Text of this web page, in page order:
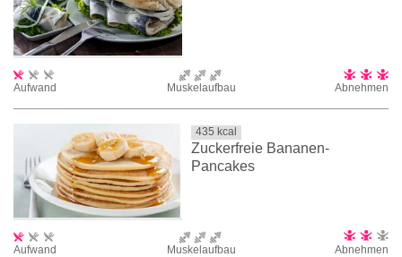
Aufwand Muskelaufbau Abnehmen
435 kcal
Zuckerfreie Bananen-
Pancakes
Aufwand Muskelaufbau Abnehmen